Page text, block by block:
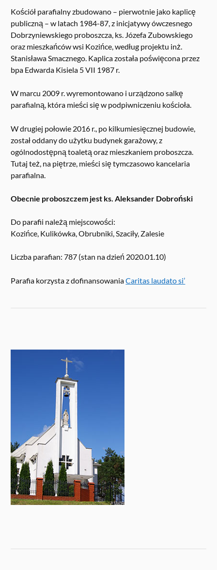
Kościół parafialny zbudowano – pierwotnie jako kaplicę
publiczną – w latach 1984-87, z inicjatywy ówczesnego
Dobrzyniewskiego proboszcza, ks. Józefa Zubowskiego
oraz mieszkańców wsi Kozińce, według projektu inż.
Stanisława Smacznego. Kaplica została poświęcona przez
bpa Edwarda Kisiela 5 VII 1987 r.
W marcu 2009 r. wyremontowano i urządzono salkę
parafialną, która mieści się w podpiwniczeniu kościoła.
W drugiej połowie 2016 r., po kilkumiesięcznej budowie,
został oddany do użytku budynek garażowy, z
ogólnodostępną toaletą oraz mieszkaniem proboszcza.
Tutaj też, na piętrze, mieści się tymczasowo kancelaria
parafialna.
Obecnie proboszczem jest ks. Aleksander Dobroński
Do parafii należą miejscowości:
Kozińce, Kulikówka, Obrubniki, Szaciły, Zalesie
Liczba parafian: 787 (stan na dzień 2020.01.10)
Parafia korzysta z dofinansowaniaCaritas laudato si’